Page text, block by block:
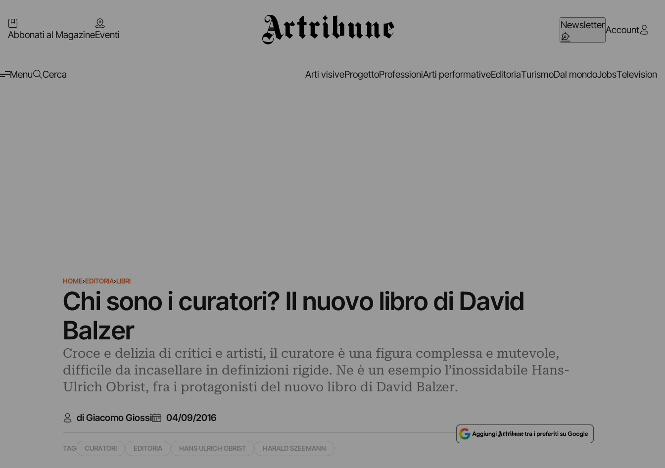
Abbonati al MagazineEventi
NewsletterAccount
Menu Cerca Arti visiveProgettoProfessioniArti performativeEditoriaTurismoDal mondoJobsTelevision
HOME›EDITORIA›LIBRI
Chi sono i curatori? Il nuovo libro di David
Balzer
Croce e delizia di critici e artisti, il curatore è una figura complessa e mutevole,
difficile da incasellare in definizioni rigide. Ne è un esempio l’inossidabile Hans-
Ulrich Obrist, fra i protagonisti del nuovo libro di David Balzer.
di Giacomo Giossi 04/09/2016
TAG CURATORI EDITORIA HANS ULRICH OBRIST HARALD SZEEMANN